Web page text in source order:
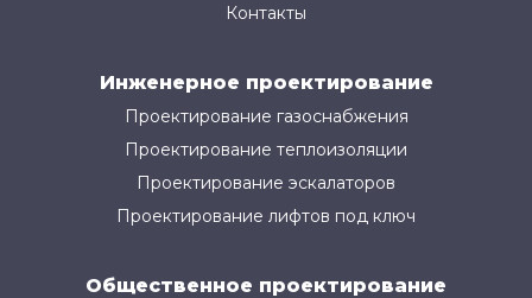
Контакты
Инженерное проектирование
Проектирование газоснабжения
Проектирование теплоизоляции
Проектирование эскалаторов
Проектирование лифтов под ключ
Общественное проектирование